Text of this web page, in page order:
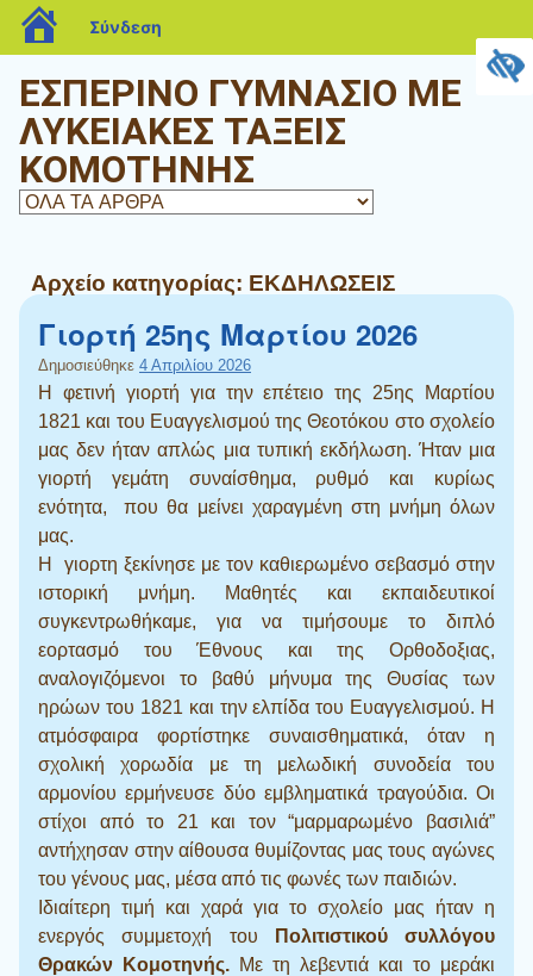
ΕΣΠΕΡΙΝΟ ΓΥΜΝΑΣΙΟ ΜΕ
ΛΥΚΕΙΑΚΕΣ ΤΑΞΕΙΣ
ΚΟΜΟΤΗΝΗΣ
Αρχείο κατηγορίας: ΕΚΔΗΛΩΣΕΙΣ
Γιορτή 25ης Μαρτίου 2026
Δημοσιεύθηκε 4 Απριλίου 2026
Η φετινή γιορτή για την επέτειο της 25ης Μαρτίου
1821 και του Ευαγγελισμού της Θεοτόκου στο σχολείο
μας δεν ήταν απλώς μια τυπική εκδήλωση. Ήταν μια
γιορτή γεμάτη συναίσθημα, ρυθμό και κυρίως
ενότητα, που θα μείνει χαραγμένη στη μνήμη όλων
μας.
Η γιορτη ξεκίνησε με τον καθιερωμένο σεβασμό στην
ιστορική μνήμη. Μαθητές και εκπαιδευτικοί
συγκεντρωθήκαμε, για να τιμήσουμε το διπλό
εορτασμό του Έθνους και της Ορθοδοξιας,
αναλογιζόμενοι το βαθύ μήνυμα της Θυσίας των
ηρώων του 1821 και την ελπίδα του Ευαγγελισμού. Η
ατμόσφαιρα φορτίστηκε συναισθηματικά, όταν η
σχολική χορωδία με τη μελωδική συνοδεία του
αρμονίου ερμήνευσε δύο εμβληματικά τραγούδια. Οι
στίχοι από το 21 και τον “μαρμαρωμένο βασιλιά”
αντήχησαν στην αίθουσα θυμίζοντας μας τους αγώνες
του γένους μας, μέσα από τις φωνές των παιδιών.
Ιδιαίτερη τιμή και χαρά για το σχολείο μας ήταν η
ενεργός συμμετοχή του
Πολιτιστικού συλλόγου
Θρακών Κομοτηνής. Με τη λεβεντιά και το μεράκι
blogs.sch.gr
Σύνδεση